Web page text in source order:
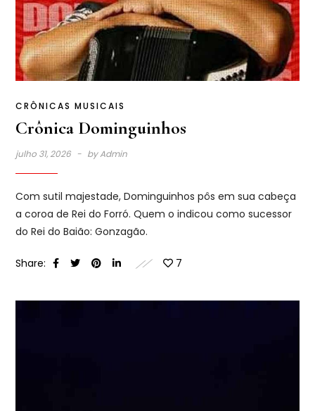
CRÔNICAS MUSICAIS
Crônica Dominguinhos
julho 31, 2026 byAdmin
Com sutil majestade, Dominguinhos pôs em sua cabeça
a coroa de Rei do Forró. Quem o indicou como sucessor
do Rei do Baião: Gonzagão.
Share: 7